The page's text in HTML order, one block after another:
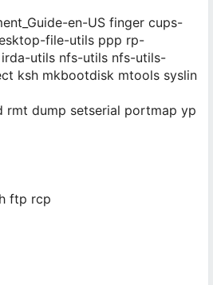
en-US finger cups-
file-utils ppp rp-
utils nfs-utils nfs-utils-
ksh mkbootdisk mtools syslin
rmt dump setserial portmap yp
ftp rcp